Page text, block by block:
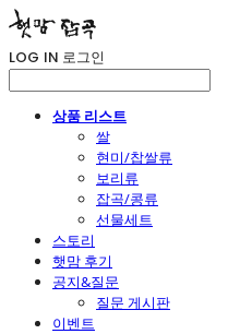
LOG IN 로그인
상품 리스트
쌀
현미/찹쌀류
보리류
잡곡/콩류
선물세트
스토리
햇맘 후기
공지&질문
질문 게시판
이벤트